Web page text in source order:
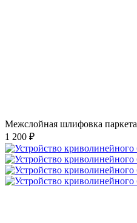
Межслойная шлифовка паркета
1 200 ₽